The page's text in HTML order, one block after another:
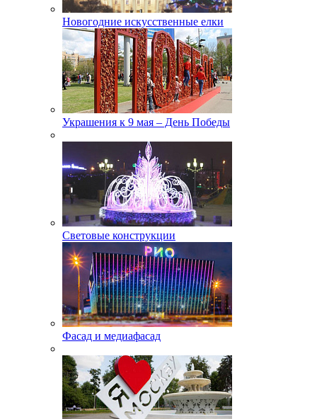
Новогодние искусственные елки
Украшения к 9 мая – День Победы
Световые конструкции
Фасад и медиафасад